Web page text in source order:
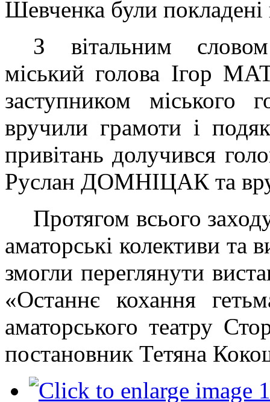
Шевченка були покладені
З вітальним
міський голова Ігор
заступником
вручили грамоти і
привітань долучився
Руслан ДОМНІЦАК та
Протягом всього
аматорські колективи та
змогли переглянути
«Останнє кохання
аматорського театру
постановник Тетяна